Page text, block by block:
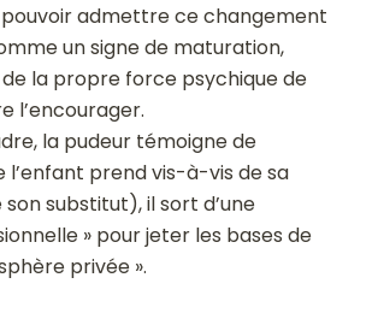
pouvoir admettre ce changement
un signe de maturation,
de la propre force psychique de
l’encourager.
la pudeur témoigne de
l’enfant prend vis­-à­-vis de sa
substitut), il sort d’une
» pour jeter les bases de
privée ».